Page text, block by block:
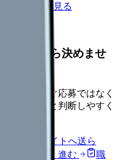
ビス詳細を見る
比べてから決めませ
時は、すぐ応募ではなく
を分けると判断しやすく
外部転職サイトへ送ら
かります。 進む
職